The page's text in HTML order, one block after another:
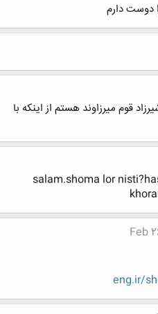
دوست دارم
قوم ميرزاوند هستم از اينكه با
salam.shoma lor
Feb
eng.ir/